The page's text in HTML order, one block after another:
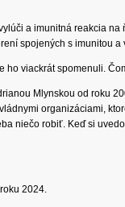
a imunitná reakcia
spojených s imunitou
ho viackrát spomenuli.
Mlynskou od roku
organizáciami,
niečo robiť. Keď si
2024.